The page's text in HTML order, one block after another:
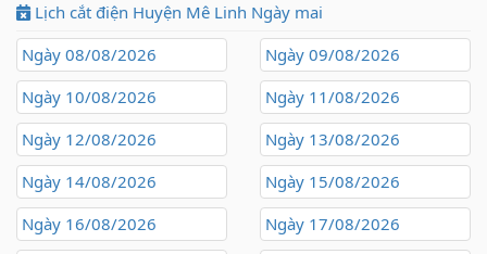
Lịch cắt điện Huyện Mê Linh Ngày mai
Ngày 08/08/2026
Ngày 09/08/2026
Ngày 10/08/2026
Ngày 11/08/2026
Ngày 12/08/2026
Ngày 13/08/2026
Ngày 14/08/2026
Ngày 15/08/2026
Ngày 16/08/2026
Ngày 17/08/2026